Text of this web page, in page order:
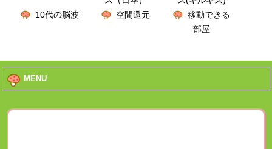
10代の脳波
空間還元
移動できる
部屋
MENU